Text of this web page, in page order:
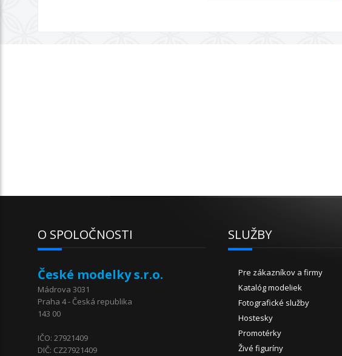
O SPOLOČNOSTI
České modelky s.r.o.
Mádrova 3031
Praha 4 - Česká republika
143 00
IČO: 27921409
DIČ: CZ27921409
SLUŽBY
Pre zákazníkov a firmy
Katalóg modeliek
Fotografické služby
Hostesky
Promotérky
Živé figuríny